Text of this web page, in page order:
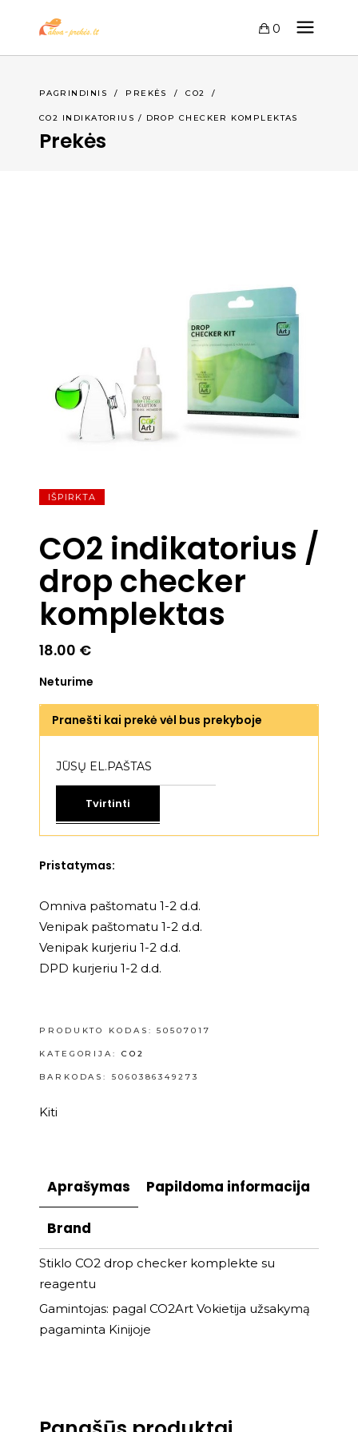
0
PAGRINDINIS / PREKĖS /CO2 /
CO2 INDIKATORIUS / DROP CHECKER KOMPLEKTAS
Prekės
IŠPIRKTA
CO2 indikatorius /
drop checker
komplektas
18.00 €
Neturime
Pranešti kai prekė vėl bus prekyboje
Tvirtinti
Pristatymas:
Omniva paštomatu 1-2 d.d.
Venipak paštomatu 1-2 d.d.
Venipak kurjeriu 1-2 d.d.
DPD kurjeriu 1-2 d.d.
PRODUKTO KODAS:50507017
KATEGORIJA: CO2
BARKODAS: 5060386349273
Kiti
Aprašymas Papildoma informacija
Brand
Stiklo CO2 drop checker komplekte su
reagentu
Gamintojas: pagal CO2Art Vokietija užsakymą
pagaminta Kinijoje